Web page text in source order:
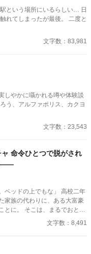
という場所にいるらしい… 日
文字数：83,981
しやかに囁かれる噂や体験談
う、アルファポリス、カクヨ
文字数：23,543
命令ひとつで脱がされ
――
の上でもな」 高校二年
家族の代わりに、ある大富豪
とに。 そこは、まるでおとぎ
、そこで待っていたのは、同
――完璧だけど性格が超ドS
文字数：8,491